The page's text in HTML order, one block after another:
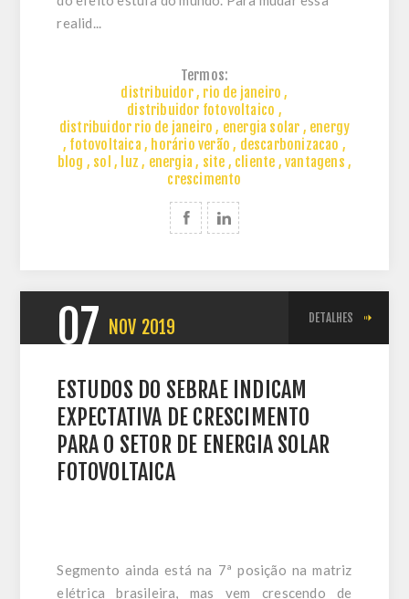
realid...
Termos:
distribuidor, rio de janeiro ,
distribuidor fotovoltaico ,
distribuidor rio de janeiro , energia solar , energy
, fotovoltaica , horário verão , descarbonizacao ,
blog , sol , luz , energia , site , cliente , vantagens ,
crescimento
07 NOV 2019 DETALHES
ESTUDOS DO SEBRAE INDICAM
EXPECTATIVA DE CRESCIMENTO
PARA O SETOR DE ENERGIA SOLAR
FOTOVOLTAICA
Segmento ainda está na 7ª posição na matriz
elétrica brasileira, mas vem crescendo de